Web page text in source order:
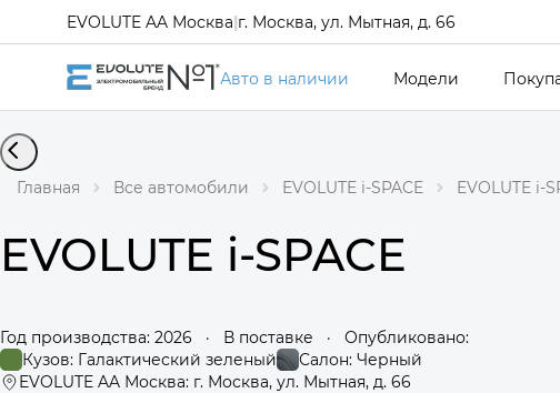
EVOLUTE AA Москва|г. Москва, ул. Мытная, д. 66
Авто в наличии Модели
Главная Все автомобили EVOLUTE i-SPACE EVOLUTE i-
EVOLUTE i-SPACE
Год производства: 2026 · В поставке ·
Опубликовано:
Кузов: Галактический зеленый
Салон: Черный
EVOLUTE AA Москва: г. Москва, ул. Мытная, д. 66